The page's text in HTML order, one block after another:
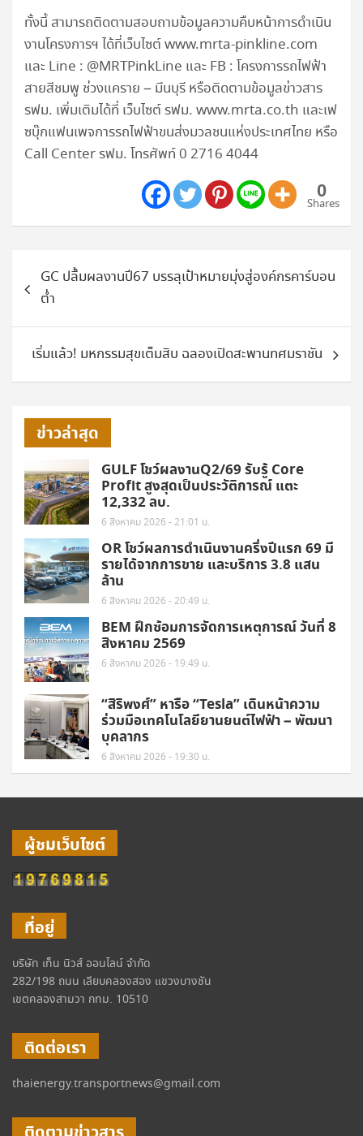
ทั้งนี้ สามารถติดตามสอบถามข้อมูลความคืบหน้าการดำเนิน
งานโครงการฯ ได้ที่เว็บไซต์ www.mrta-pinkline.com
และ Line : @MRTPinkLine และ FB : โครงการรถไฟฟ้า
สายสีชมพู ช่วงแคราย – มีนบุรี หรือติดตามข้อมูลข่าวสาร
รฟม. เพิ่มเติมได้ที่ เว็บไซต์ รฟม. www.mrta.co.th และเฟ
ซบุ๊กแฟนเพจการรถไฟฟ้าขนส่งมวลชนแห่งประเทศไทย หรือ
Call Center รฟม. โทรศัพท์ 0 2716 4044
0
Shares
แนะแนว
เรื่องGC ปลื้มผลงานปี67 บรรลุเป้าหมายมุ่งสู่องค์กรคาร์บอน
ต่ำ
เริ่มแล้ว! มหกรรมสุขเต็มสิบ ฉลองเปิดสะพานทศมราชัน
ข่าวล่าสุด
GULF โชว์ผลงานQ2/69 รับรู้ Core
Profit สูงสุดเป็นประวัติการณ์ แตะ
12,332 ลบ.
6 สิงหาคม 2026 - 21:01 น.
OR โชว์ผลการดำเนินงานครึ่งปีแรก 69 มี
รายได้จากการขาย และบริการ 3.8 แสน
ล้าน
6 สิงหาคม 2026 - 20:49 น.
BEM ฝึกซ้อมการจัดการเหตุการณ์ วันที่ 8
สิงหาคม 2569
6 สิงหาคม 2026 - 19:49 น.
“สิริพงศ์” หารือ “Tesla” เดินหน้าความ
ร่วมมือเทคโนโลยียานยนต์ไฟฟ้า – พัฒนา
บุคลากร
6 สิงหาคม 2026 - 19:30 น.
ผู้ชมเว็บไซต์
ที่อยู่
บริษัท เท็น นิวส์ ออนไลน์ จำกัด
282/198 ถนน เลียบคลองสอง แขวงบางชัน
เขตคลองสามวา กทม. 10510
ติดต่อเรา
thaienergy.transportnews@gmail.com